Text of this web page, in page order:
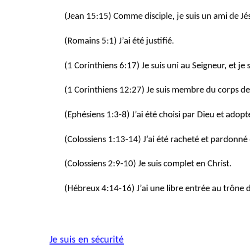
(Jean 15:15) Comme disciple, je suis un ami de
(Romains 5:1) J’ai été justifié.
(1 Corinthiens 6:17) Je suis uni au Seigneur, et je
(1 Corinthiens 12:27) Je suis membre du corps
(Ephésiens 1:3-8) J’ai été choisi par Dieu et
(Colossiens 1:13-14) J’ai été racheté et
(Colossiens 2:9-10) Je suis complet en Christ.
(Hébreux 4:14-16) J’ai une libre entrée au trône
Je suis en sécurité